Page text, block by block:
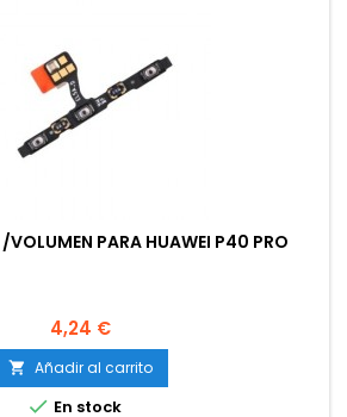
/VOLUMEN PARA HUAWEI P40 PRO
Precio
4,24 €
 Añadir al carrito
 En stock